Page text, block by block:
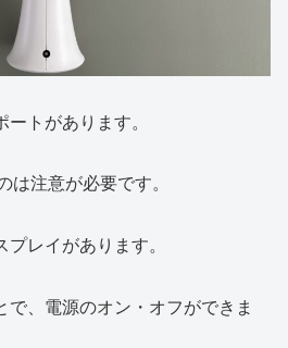
トがあります。
は注意が必要です。
プレイがあります。
で、電源のオン・オフができま